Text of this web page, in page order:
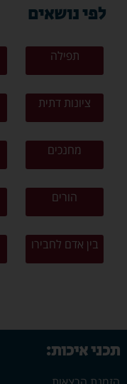
לפי נושאים
תפילה
ציונות דתית
מחנכים
הורים
בין אדם לחבירו
תכני איכות: